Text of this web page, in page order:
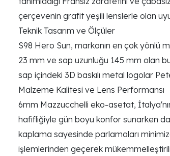
çerçevenin grafit yeşili lenslerle olan
Teknik Tasarım ve Ölçüler
S98 Hero Sun, markanın en çok yönlü
23 mm ve sap uzunluğu 145 mm olan
sap içindeki 3D baskılı metal logolar
Malzeme Kalitesi ve Lens Performansı
6mm Mazzucchelli eko-asetat,
hafifliğiyle gün boyu konfor sunarken
kaplama sayesinde parlamaları
işlemlerinden geçerek